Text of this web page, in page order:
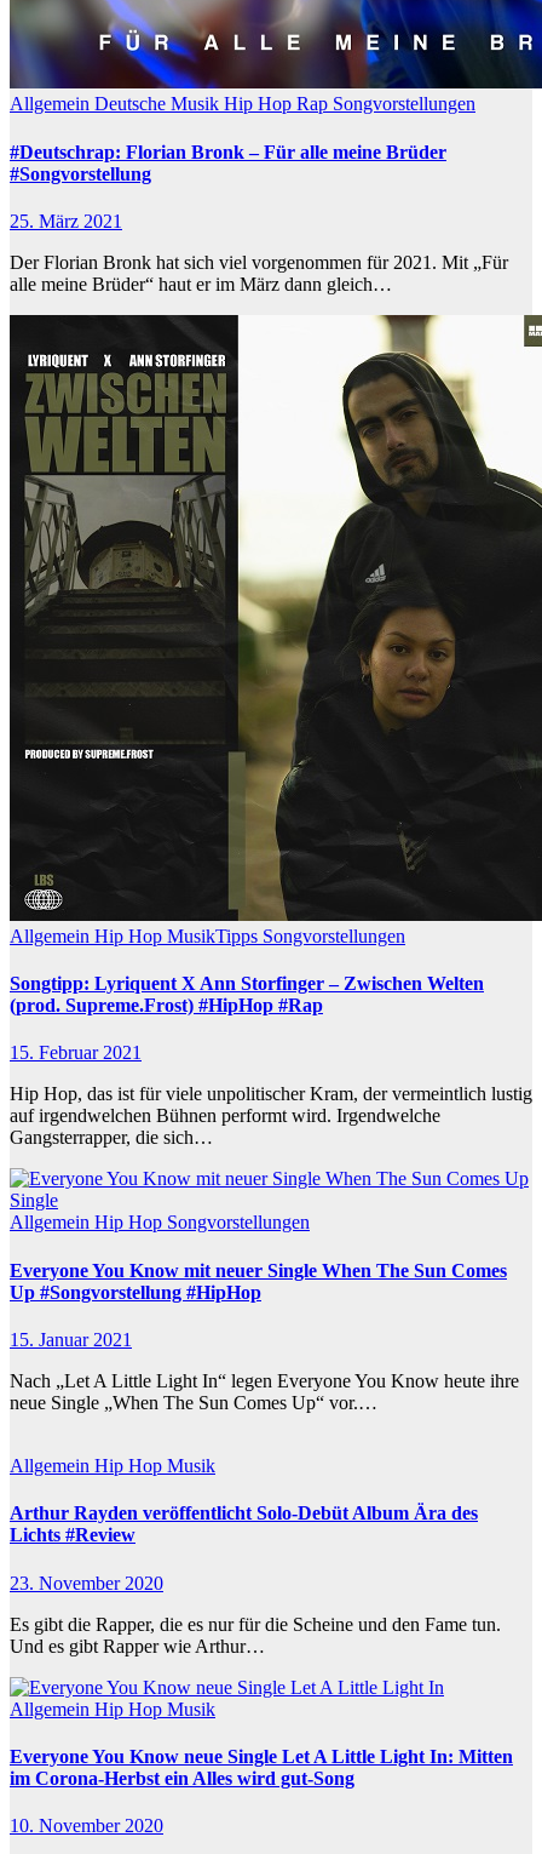
Allgemein Deutsche Musik Hip Hop Rap Songvorstellungen
#Deutschrap: Florian Bronk – Für alle meine Brüder
#Songvorstellung
25. März 2021
Der Florian Bronk hat sich viel vorgenommen für 2021. Mit „Für
alle meine Brüder“ haut er im März dann gleich…
Allgemein Hip Hop MusikTipps Songvorstellungen
Songtipp: Lyriquent X Ann Storfinger – Zwischen Welten
(prod. Supreme.Frost) #HipHop #Rap
15. Februar 2021
Hip Hop, das ist für viele unpolitischer Kram, der vermeintlich lustig
auf irgendwelchen Bühnen performt wird. Irgendwelche
Gangsterrapper, die sich…
Allgemein Hip Hop Songvorstellungen
Everyone You Know mit neuer Single When The Sun Comes
Up #Songvorstellung #HipHop
15. Januar 2021
Nach „Let A Little Light In“ legen Everyone You Know heute ihre
neue Single „When The Sun Comes Up“ vor.…
Allgemein Hip Hop Musik
Arthur Rayden veröffentlicht Solo-Debüt Album Ära des
Lichts #Review
23. November 2020
Es gibt die Rapper, die es nur für die Scheine und den Fame tun.
Und es gibt Rapper wie Arthur…
Allgemein Hip Hop Musik
Everyone You Know neue Single Let A Little Light In: Mitten
im Corona-Herbst ein Alles wird gut-Song
10. November 2020